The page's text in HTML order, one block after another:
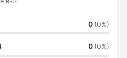
0 (0%)
0 (0%)